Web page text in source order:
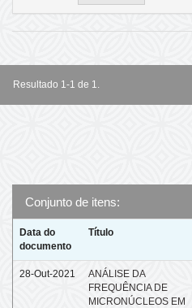
Resultado 1-1 de 1.
Conjunto de itens:
Data do
documento
Título
28-Out-2021
ANÁLISE DA
FREQUÊNCIA DE
MICRONÚCLEOS EM